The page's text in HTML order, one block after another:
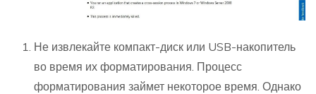
Не извлекайте компакт-диск или USB-накопитель
во время их форматирования. Процесс
форматирования займет некоторое время. Однако